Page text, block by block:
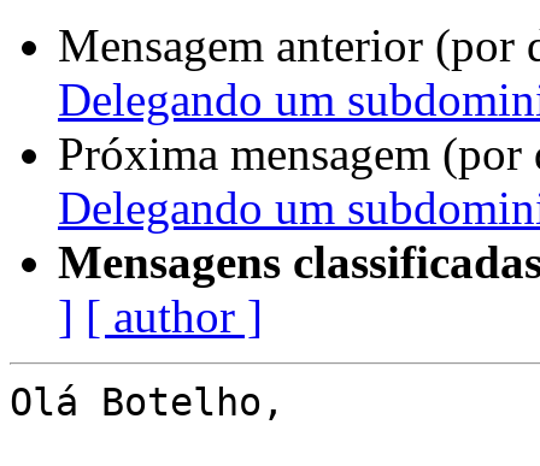
Mensagem anterior (por
Delegando um
Próxima mensagem
Delegando um
Mensagens
] [ author ]
Olá Botelho,